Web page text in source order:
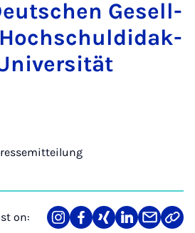
Gesell­
on:
ShareTeilenTeilenTeilenTeilenLink